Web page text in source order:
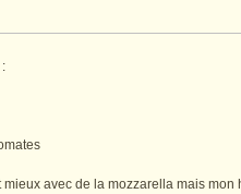
avec de la mozzarella mais mon